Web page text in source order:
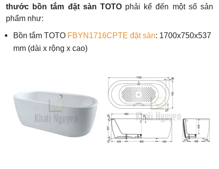
thước bồn tắm đặt sàn TOTOphải kể đến một số sản
phẩm như:
Bồn tắm TOTO FBYN1716CPTE đặt sàn: 1700x750x537
mm (dài x rộng x cao)